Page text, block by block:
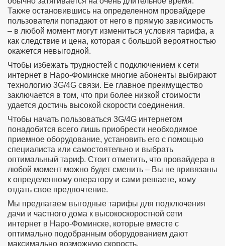
Также остановившись на определенном провайдере
пользователи попадают от него в прямую зависимость
– в любой момент могут измениться условия тарифа, а
как следствие и цена, которая с большой вероятностью
окажется невыгодной.
Чтобы избежать трудностей с подключением к сети
интернет в Наро-Фоминске многие абоненты выбирают
технологию 3G/4G связи. Ее главное преимущество
заключается в том, что при более низкой стоимости
удается достичь высокой скорости соединения.
Чтобы начать пользоваться 3G/4G интернетом
понадобится всего лишь приобрести необходимое
приемное оборудование, установить его с помощью
специалиста или самостоятельно и выбрать
оптимальный тариф. Стоит отметить, что провайдера в
любой момент можно будет сменить – Вы не привязаны
к определенному оператору и сами решаете, кому
отдать свое предпочтение.
Мы предлагаем выгодные тарифы для подключения
дачи и частного дома к высокоскоростной сети
интернет в Наро-Фоминске, которые вместе с
оптимально подобранным оборудованием дают
максимально возможную скорость.